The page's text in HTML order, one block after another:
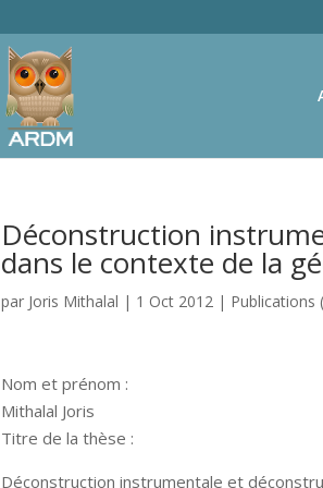
Déconstruction
dans le contexte de la
par Joris Mithalal | 1 Oct 2012 | Publications
Nom et prénom :
Mithalal Joris
Titre de la thèse :
Déconstruction instrumentale et